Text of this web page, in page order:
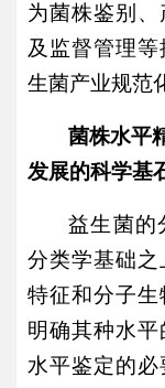
为菌株鉴别、
及监督管理
生菌产业规范
菌株水平
发展的科学基
益生菌的
分类学基础
特征和分子生
明确其种水
水平鉴定的